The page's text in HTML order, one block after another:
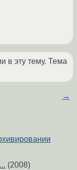
в эту тему. Тема
→
(2008)